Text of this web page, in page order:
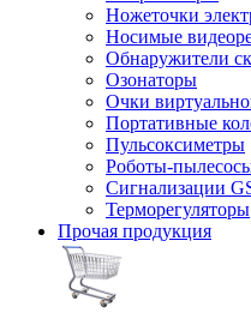
Ножеточки
Носимые
Обнаружители
Озонаторы
Очки
Портативные
Пульсоксиметры
Роботы-
Сигнализации
Терморегуляторы
Прочая продукция